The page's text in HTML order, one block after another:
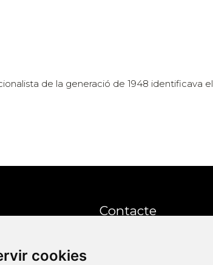
cookies
de la generació de 1948 identificava el
Contacte